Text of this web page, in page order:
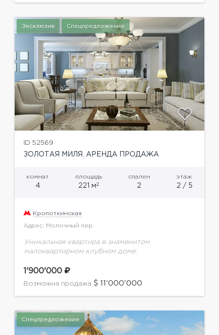
Эксклюзив Спецпредложение
ID 52569
ЗОЛОТАЯ МИЛЯ. АРЕНДА ПРОДАЖА
комнат
4
площадь
221 м2
спален
2
этаж
2 / 5
Кропоткинская
Адрес: Молочный пер.
Уникальная квартира в знаменитом
малоквартирном клубном доме.
1'900'000
Возможна продажа 11'000'000
Спецпредложение